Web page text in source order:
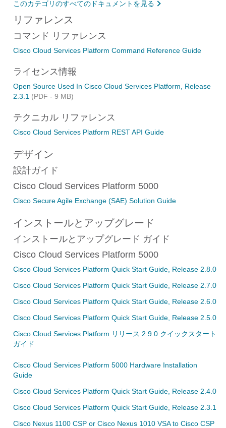
このカテゴリのすべてのドキュメントを見る
リファレンス
コマンド リファレンス
Cisco Cloud Services Platform Command Reference Guide
ライセンス情報
Open Source Used In Cisco Cloud Services Platform, Release
2.3.1 (PDF - 9 MB)
テクニカル リファレンス
Cisco Cloud Services Platform REST API Guide
デザイン
設計ガイド
Cisco Cloud Services Platform 5000
Cisco Secure Agile Exchange (SAE) Solution Guide
インストールとアップグレード
インストールとアップグレード ガイド
Cisco Cloud Services Platform 5000
Cisco Cloud Services Platform Quick Start Guide, Release 2.8.0
Cisco Cloud Services Platform Quick Start Guide, Release 2.7.0
Cisco Cloud Services Platform Quick Start Guide, Release 2.6.0
Cisco Cloud Services Platform Quick Start Guide, Release 2.5.0
Cisco Cloud Services Platform リリース 2.9.0 クイックスタート
ガイド
Cisco Cloud Services Platform 5000 Hardware Installation
Guide
Cisco Cloud Services Platform Quick Start Guide, Release 2.4.0
Cisco Cloud Services Platform Quick Start Guide, Release 2.3.1
Cisco Nexus 1100 CSP or Cisco Nexus 1010 VSA to Cisco CSP